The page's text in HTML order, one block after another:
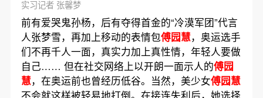
实习记者 张馨梦
前有爱哭鬼孙杨，后有夺得首金的“冷漠军团”代言
人张梦雪，再加上移动的表情包傅园慧，奥运选手
们不再千人一面，真实力加上真性情，年轻人要做
自己…… 但在社交网络上以开朗一面示人的傅园
慧，在奥运前也曾经历低谷。当然，美少女傅园慧